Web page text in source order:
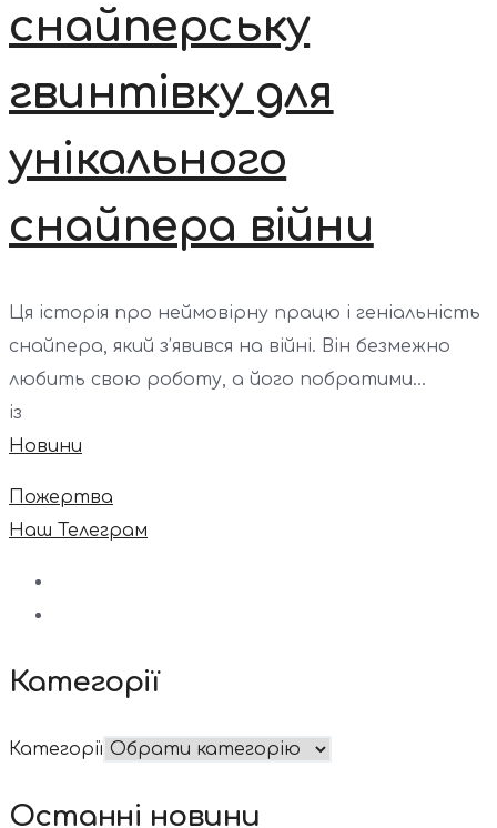
снайперську
гвинтівку для
унікального
снайпера війни
Ця історія про неймовірну працю і геніальність
снайпера, який з’явився на війні. Він безмежно
любить свою роботу, а його побратими...
із
Новини
Пожертва
Наш Телеграм
Категорії
Категорії
Останні новини